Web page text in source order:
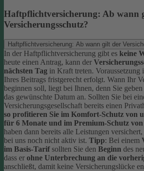
Haftpflichtversicherung: Ab wann
Versicherungsschutz?
Haftpflichtversicherung: Ab wann gilt der
In der Haftpflichtversicherung gibt es keine
heute einen Antrag, kann der
nächsten Tag in Kraft treten. Voraussetzung
Ihres Beitrags fristgerecht erfolgt. Wann Ihr
beginnen soll, liegt bei Ihnen, denn Sie
das gewünschte Datum an. Sollten Sie bei
Versicherungsgesellschaft bereits einen
so profitieren Sie im Komfort-Schutz von
für 6 Monate und im Premium-Schutz
haben dann bereits alle Leistungen
bei uns noch nicht aktiv ist. Tipp: Bei einem
im Basis-Tarifsollten Sie den Beginn des
dass er ohne Unterbrechung an die
anschließt, damit keine Versicherungslücke